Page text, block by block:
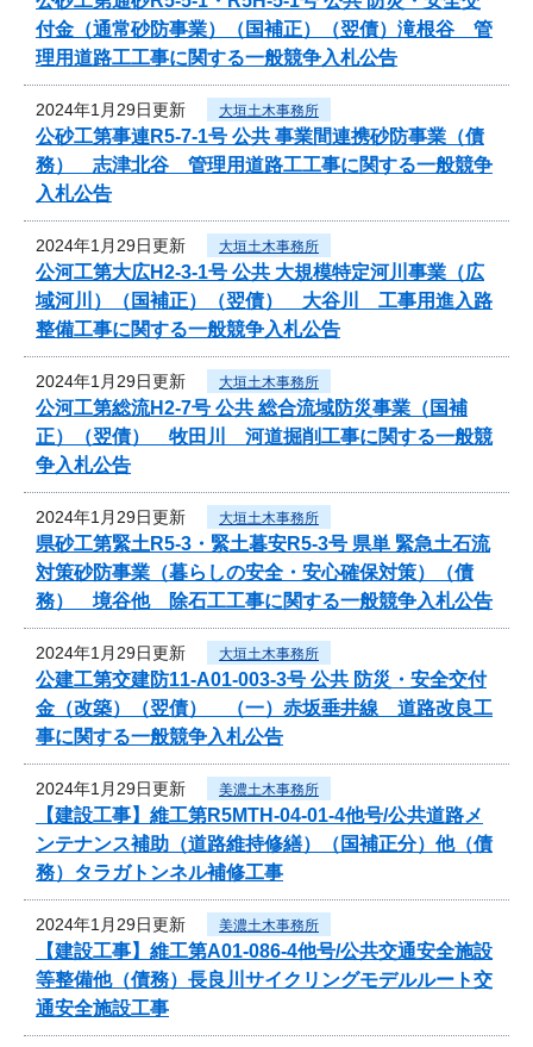
付金（通常砂防事業）（国補正）（翌債）滝根谷 管
理用道路工工事に関する一般競争入札公告
2024年1月29日更新 大垣土木事務所
公砂工第事連R5-7-1号 公共 事業間連携砂防事業（債
務） 志津北谷 管理用道路工工事に関する一般競争
入札公告
2024年1月29日更新 大垣土木事務所
公河工第大広H2-3-1号 公共 大規模特定河川事業（広
域河川）（国補正）（翌債） 大谷川 工事用進入路
整備工事に関する一般競争入札公告
2024年1月29日更新 大垣土木事務所
公河工第総流H2-7号 公共 総合流域防災事業（国補
正）（翌債） 牧田川 河道掘削工事に関する一般競
争入札公告
2024年1月29日更新 大垣土木事務所
県砂工第緊土R5-3・緊土暮安R5-3号 県単 緊急土石流
対策砂防事業（暮らしの安全・安心確保対策）（債
務） 境谷他 除石工工事に関する一般競争入札公告
2024年1月29日更新 大垣土木事務所
公建工第交建防11-A01-003-3号 公共 防災・安全交付
金（改築）（翌債） （一）赤坂垂井線 道路改良工
事に関する一般競争入札公告
2024年1月29日更新 美濃土木事務所
【建設工事】維工第R5MTH-04-01-4他号/公共道路メ
ンテナンス補助（道路維持修繕）（国補正分）他（債
務）タラガトンネル補修工事
2024年1月29日更新 美濃土木事務所
【建設工事】維工第A01-086-4他号/公共交通安全施設
等整備他（債務）長良川サイクリングモデルルート交
通安全施設工事